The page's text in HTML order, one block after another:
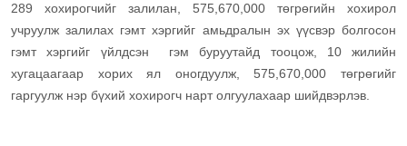
289 хохирогчийг залилан, 575,670,000 төгрөгийн хохирол
учруулж залилах гэмт хэргийг амьдралын эх үүсвэр болгосон
гэмт хэргийг үйлдсэн гэм буруутайд тооцож, 10 жилийн
хугацаагаар хорих ял оногдуулж, 575,670,000 төгрөгийг
гаргуулж нэр бүхий хохирогч нарт олгуулахаар шийдвэрлэв.